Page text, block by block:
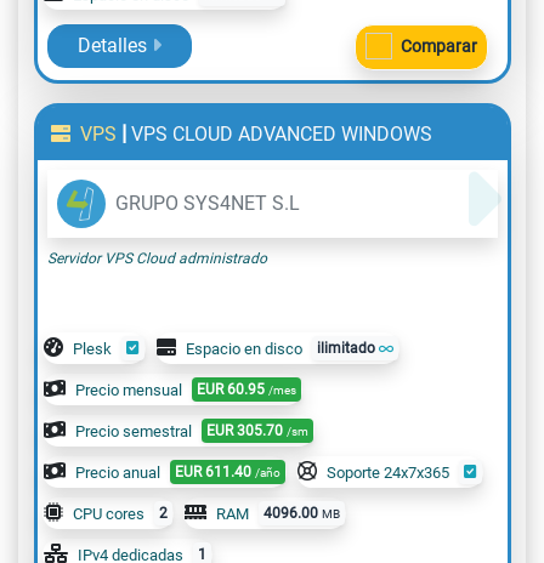
Detalles Comparar
VPS | VPS CLOUD ADVANCED WINDOWS
GRUPO SYS4NET S.L
Servidor VPS Cloud administrado
Plesk Espacio en disco ilimitado
Precio mensual EUR 60.95 /mes
Precio semestral EUR 305.70 /sm
Precio anual EUR 611.40 /año Soporte 24x7x365
CPU cores 2 RAM 4096.00 MB
IPv4 dedicadas 1